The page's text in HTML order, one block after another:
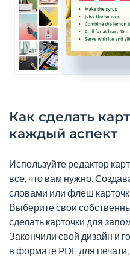
Как сделать
каждый аспект
Используйте редактор
все, что вам нужно.
словами или флеш
Выберите свои
сделать карточки для
Закончили свой дизайн и
в формате PDF для